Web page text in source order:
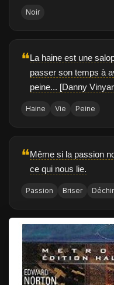
Noir
❝La haine est une
passer son temps à
peine... [Danny
Haine Vie Peine
❝Même si la passion
ce qui nous lie.
Passion Briser